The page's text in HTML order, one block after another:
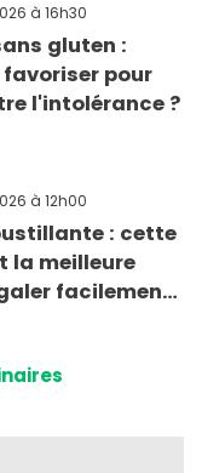
à 16h30
gluten :
pour
l'intolérance ?
à 12h00
: cette
la meilleure
facilement